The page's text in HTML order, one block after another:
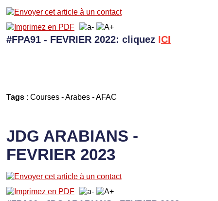
#FPA91 - FEVRIER 2022: cliquez ICI
Tags: Courses-Arabes-AFAC
JDG ARABIANS -
FEVRIER 2023